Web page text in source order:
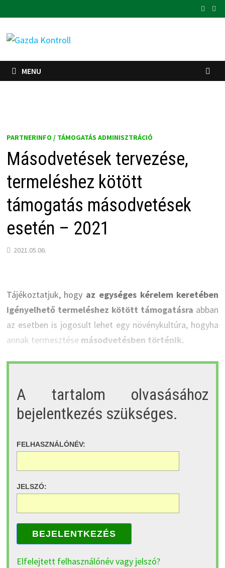
to
content
MENU
PARTNERINFO / TÁMOGATÁS ADMINISZTRÁCIÓ
Másodvetések tervezése,
termeléshez kötött
támogatás másodvetések
esetén – 2021
2021.05.06.
Tájékoztatjuk, hogy az egységes kérelem keretében
igényelhető termeléshez kötött támogatásra abban
az esetben is jogosult lehet egy növénykultúra, hogyha
annak termesztése másodvetésben történik.
A tartalom olvasásához
bejelentkezés szükséges.
FELHASZNÁLÓNÉV:
JELSZÓ:
BEJELENTKEZÉS
Elfelejtett felhasználónév vagy jelszó?